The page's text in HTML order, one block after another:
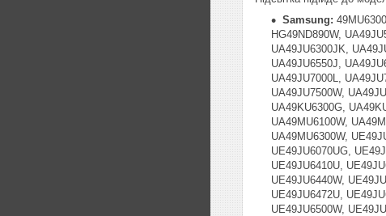
Samsung:
HG49ND890W,
UA49JU6300JK,
UA49JU6550J,
UA49JU7000L,
UA49JU7500W,
UA49KU6300G,
UA49MU6100W,
UA49MU6300W,
UE49JU6070UG,
UE49JU6410U,
UE49JU6440W,
UE49JU6472U,
UE49JU6500W,